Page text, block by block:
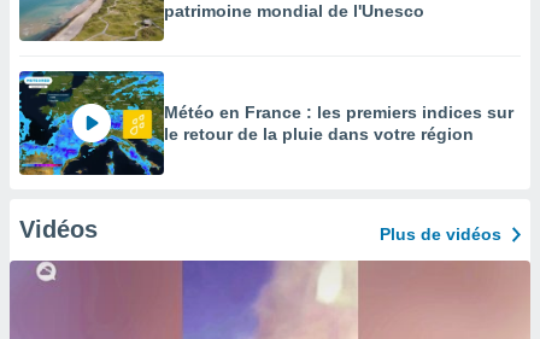
patrimoine mondial de l'Unesco
Météo en France : les premiers indices sur
le retour de la pluie dans votre région
Vidéos Plus de vidéos